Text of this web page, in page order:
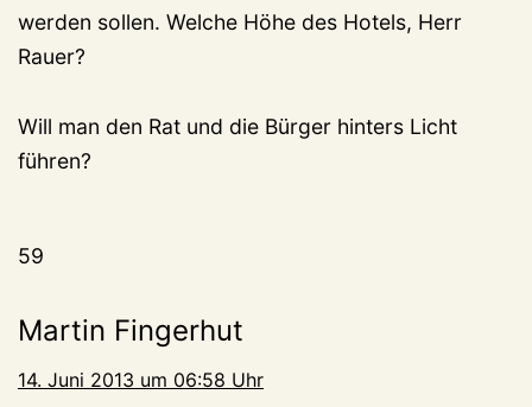
werden sollen. Welche Höhe des Hotels, Herr
Rauer?
Will man den Rat und die Bürger hinters Licht
führen?
59
Martin Fingerhut
14. Juni 2013 um 06:58 Uhr